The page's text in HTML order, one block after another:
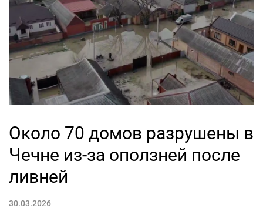
Около 70 домов разрушены в
Чечне из-за оползней после
ливней
30.03.2026